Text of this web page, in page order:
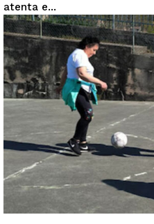
atenta e...